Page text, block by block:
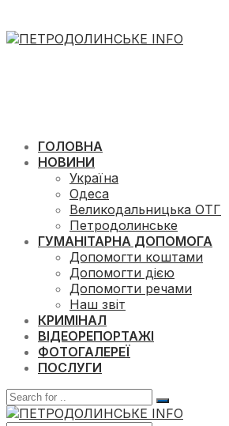
ГОЛОВНА
НОВИНИ
Україна
Одеса
Великодальницька ОТГ
Петродолинське
ГУМАНІТАРНА ДОПОМОГА
Допомогти коштами
Допомогти дією
Допомогти речами
Наш звіт
КРИМІНАЛ
ВІДЕОРЕПОРТАЖІ
ФОТОГАЛЕРЕЇ
ПОСЛУГИ